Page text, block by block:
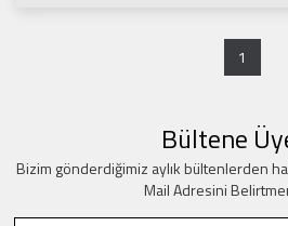
1
Bültene
Bizim gönderdiğimiz aylık bültenlerden
Mail Adresini